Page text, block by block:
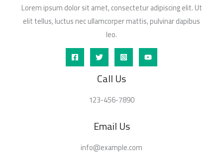
Lorem ipsum dolor sit amet, consectetur adipiscing elit. Ut
elit tellus, luctus nec ullamcorper mattis, pulvinar dapibus
leo.
Call Us
123-456-7890
Email Us
info@example.com